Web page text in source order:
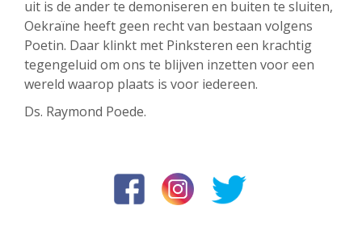
uit is de ander te demoniseren en buiten te sluiten,
Oekraïne heeft geen recht van bestaan volgens
Poetin. Daar klinkt met Pinksteren een krachtig
tegengeluid om ons te blijven inzetten voor een
wereld waarop plaats is voor iedereen.
Ds. Raymond Poede.